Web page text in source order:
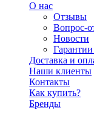
О нас
Отзывы
Вопрос-
Новости
Доставка и
Наши клиенты
Контакты
Как купить?
Бренды